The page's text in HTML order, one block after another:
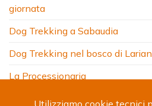
giornata
Dog Trekking a Sabaudia
Dog Trekking nel bosco di
La Processionaria